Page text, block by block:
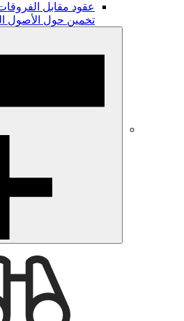
عقود مقابل
تخمين حول الأصول